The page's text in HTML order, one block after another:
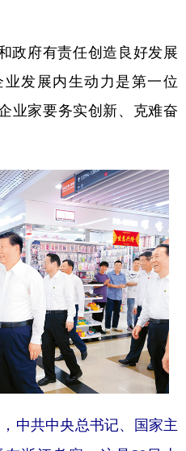
府有责任创造良好发展
发展内生动力是第一位
业家要务实创新、克难奋
中共中央总书记、国家主